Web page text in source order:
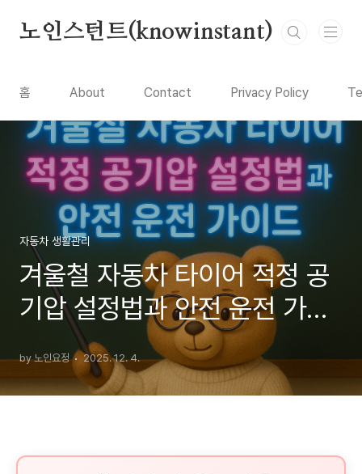
노인스턴트(knowinstant)
홈 About Contact Privacy Policy
자동차 생활관리
겨울철 자동차 타이어 적정 공
기압 설정법과 안전 운전 가이
by 노인요정 2025. 12. 4.